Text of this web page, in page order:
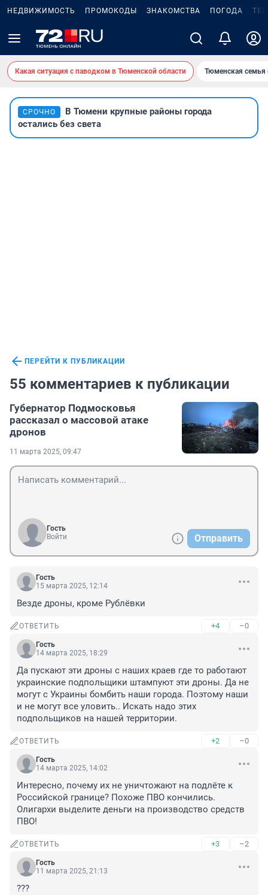
НЕДВИЖИМОСТЬ ПРОМОКОДЫ ЗНАКОМСТВА ПОГОДА
Какая ситуация с паводком в Тюменской области Тюменская семья
СРОЧНО
В Тюмени крупные районы города
остались без света
ПЕРЕЙТИ К ПУБЛИКАЦИИ
55 комментариев к публикации
Губернатор Подмосковья
рассказал о массовой атаке
дронов
11 марта 2025, 09:47
Гость
Войти
Отправить
Гость
15 марта 2025, 12:14
Везде дроны, кроме Рублёвки
ОТВЕТИТЬ +4 –0
Гость
14 марта 2025, 18:29
Да пускают эти дроны с наших краев где то работают
украинские подпольщики штампуют эти дроны. Да не
могут с Украины бомбить наши города. Поэтому наши
и не могут все уловить.. Искать надо этих
подпольщиков на нашей территории.
ОТВЕТИТЬ +2 –0
Гость
14 марта 2025, 14:02
Интересно, почему их не уничтожают на подлёте к
Российской границе? Похоже ПВО кончились.
Олигархи выделите деньги на производство средств
ПВО!
ОТВЕТИТЬ +3 –2
Гость
11 марта 2025, 21:13
???